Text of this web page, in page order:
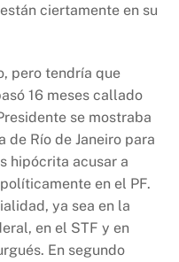
ciertamente en su
pero tendría que
16 meses callado
se mostraba
de Río de Janeiro para
hipócrita acusar a
en el PF.
ya sea en la
en el STF y en
En segundo